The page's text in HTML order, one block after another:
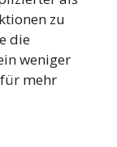
zu
die
weniger
mehr